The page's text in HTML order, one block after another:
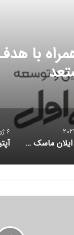
با
احتمالا ایلان ماسک توئیتر را می خرد
6 ژوئن 2022